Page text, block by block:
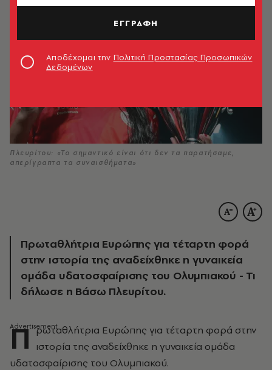
Πλευρίτου: «Το σημαντικό είναι ότι δεν τα παρατήσαμε,
απερίγραπτα τα συναισθήματα»
Πρωταθλήτρια Ευρώπης για τέταρτη φορά
στην ιστορία της αναδείχθηκε η γυναικεία
ομάδα υδατοσφαίρισης του Ολυμπιακού - Τι
δήλωσε η Βάσω Πλευρίτου.
Π ρωταθλήτρια Ευρώπης για τέταρτη φορά στην
ιστορία της αναδείχθηκε η γυναικεία ομάδα
υδατοσφαίρισης του Ολυμπιακού.
ΕΓΓΡΑΦΗ
Αποδέχομαι την Πολιτική Προστασίας Προσωπικών
Δεδομένων